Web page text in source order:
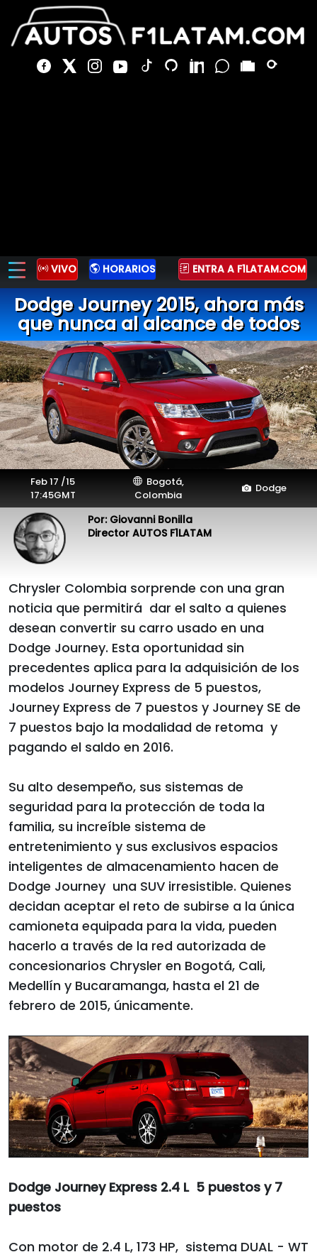
VIVO HORARIOS ENTRA A F1LATAM.COM
Dodge Journey 2015, ahora más
que nunca al alcance de todos
Feb 17 /15
17:45GMT
Bogotá,
Colombia
Dodge
Por: Giovanni Bonilla
Director AUTOS F1LATAM
Chrysler Colombia sorprende con una gran
noticia que permitirá dar el salto a quienes
desean convertir su carro usado en una
Dodge Journey. Esta oportunidad sin
precedentes aplica para la adquisición de los
modelos Journey Express de 5 puestos,
Journey Express de 7 puestos y Journey SE de
7 puestos bajo la modalidad de retoma y
pagando el saldo en 2016.
Su alto desempeño, sus sistemas de
seguridad para la protección de toda la
familia, su increíble sistema de
entretenimiento y sus exclusivos espacios
inteligentes de almacenamiento hacen de
Dodge Journey una SUV irresistible. Quienes
decidan aceptar el reto de subirse a la única
camioneta equipada para la vida, pueden
hacerlo a través de la red autorizada de
concesionarios Chrysler en Bogotá, Cali,
Medellín y Bucaramanga, hasta el 21 de
febrero de 2015, únicamente.
Dodge Journey Express 2.4 L 5 puestos y 7
puestos
Con motor de 2.4 L, 173 HP, sistema DUAL - WT